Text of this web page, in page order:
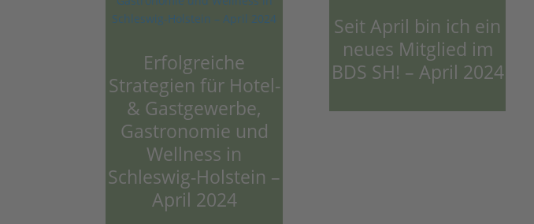
Erfolgreiche
Strategien für Hotel-
& Gastgewerbe,
Gastronomie und
Wellness in
Schleswig-Holstein –
April 2024
Seit April bin ich ein
neues Mitglied im
BDS SH! – April 2024